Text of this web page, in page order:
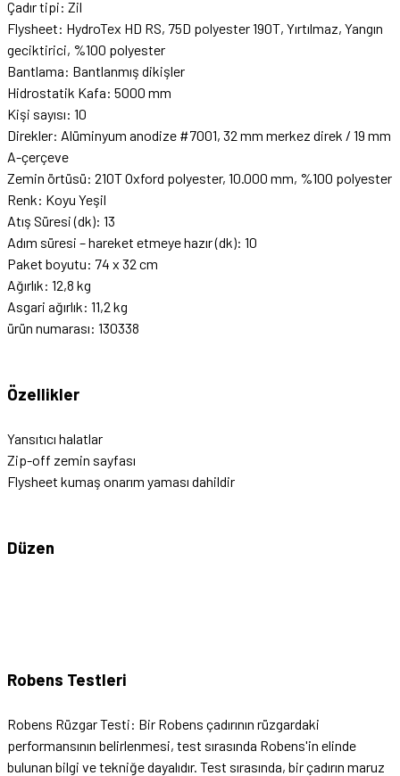
Çadır tipi: Zil
Flysheet: HydroTex HD RS, 75D polyester 190T, Yırtılmaz, Yangın
geciktirici, %100 polyester
Bantlama: Bantlanmış dikişler
Hidrostatik Kafa: 5000 mm
Kişi sayısı: 10
Direkler: Alüminyum anodize #7001, 32 mm merkez direk / 19 mm
A-çerçeve
Zemin örtüsü: 210T Oxford polyester, 10.000 mm, %100 polyester
Renk: Koyu Yeşil
Atış Süresi (dk): 13
Adım süresi – hareket etmeye hazır (dk): 10
Paket boyutu: 74 x 32 cm
Ağırlık: 12,8 kg
Asgari ağırlık: 11,2 kg
ürün numarası: 130338
Özellikler
Yansıtıcı halatlar
Zip-off zemin sayfası
Flysheet kumaş onarım yaması dahildir
Düzen
Robens Testleri
Robens Rüzgar Testi: Bir Robens çadırının rüzgardaki
performansının belirlenmesi, test sırasında Robens'in elinde
bulunan bilgi ve tekniğe dayalıdır. Test sırasında, bir çadırın maruz